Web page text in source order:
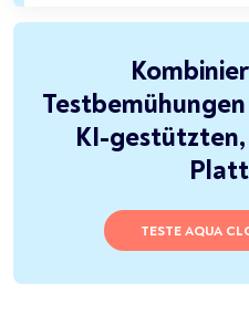
KI-
TESTE AQUA